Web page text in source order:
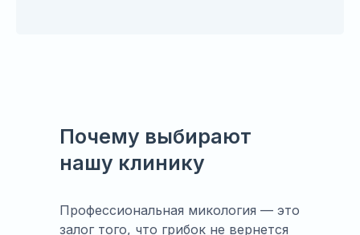
Почему выбирают
нашу клинику
Профессиональная микология — это
залог того, что грибок не вернется